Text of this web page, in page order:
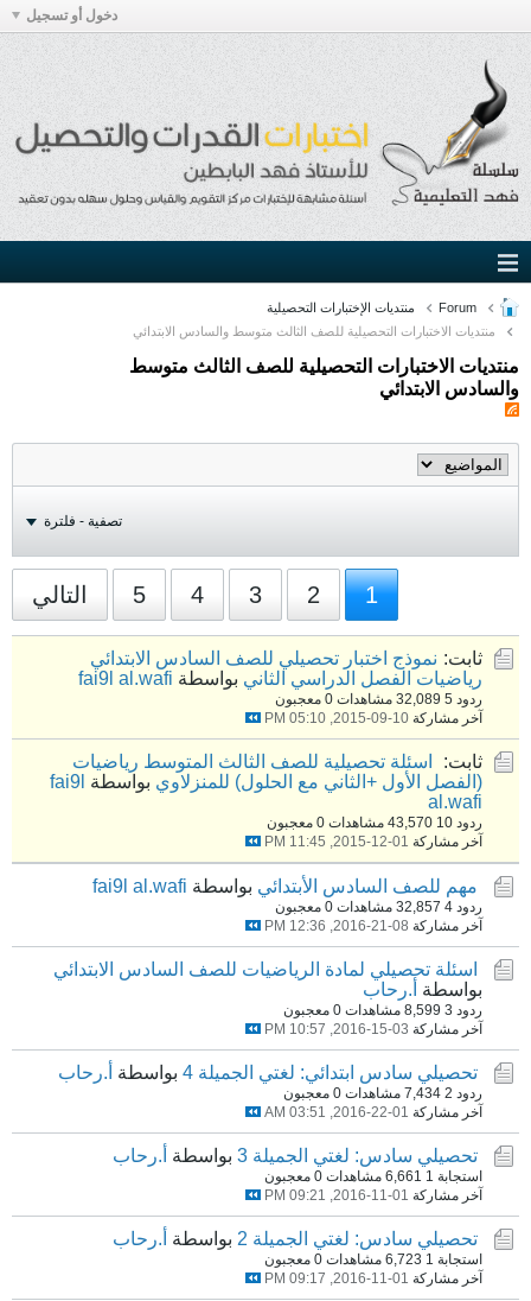
دخول أو تسجيل
Forum
منتديات الإختبارات التحصيلية
منتديات الاختبارات التحصيلية للصف الثالث متوسط والسادس الابتدائي
منتديات الاختبارات التحصيلية للصف الثالث متوسط
والسادس الابتدائي
تصفية - فلترة
1
2
3
4
5 التالي
ثابت: نموذج اختبار تحصيلي للصف السادس الابتدائي
رياضيات الفصل الدراسي الثاني بواسطة fai9l al.wafi
ردود 5 32,089 مشاهدات
0 معجبون
آخر مشاركة 10-09-2015, 05:10 PM
ثابت:
اسئلة تحصيلية للصف الثالث المتوسط رياضيات
(الفصل الأول +الثاني مع الحلول) للمنزلاوي بواسطة fai9l
al.wafi
ردود 10 43,570 مشاهدات
0 معجبون
آخر مشاركة 01-12-2015, 11:45 PM
مهم للصف السادس الأبتدائي بواسطة fai9l al.wafi
ردود 4 32,857 مشاهدات
0 معجبون
آخر مشاركة 08-21-2016, 12:36 PM
اسئلة تحصيلي لمادة الرياضيات للصف السادس الابتدائي
بواسطة أ.رحاب
ردود 3 8,599 مشاهدات
0 معجبون
آخر مشاركة 03-15-2016, 10:57 PM
تحصيلي سادس ابتدائي: لغتي الجميلة 4 بواسطة أ.رحاب
ردود 2 7,434 مشاهدات
0 معجبون
آخر مشاركة 01-22-2016, 03:51 AM
تحصيلي سادس: لغتي الجميلة 3 بواسطة أ.رحاب
استجابة 1 6,661 مشاهدات
0 معجبون
آخر مشاركة 01-11-2016, 09:21 PM
تحصيلي سادس: لغتي الجميلة 2 بواسطة أ.رحاب
استجابة 1 6,723 مشاهدات
0 معجبون
آخر مشاركة 01-11-2016, 09:17 PM